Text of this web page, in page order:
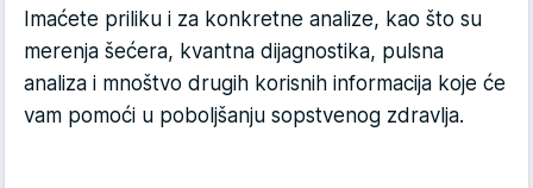
Imaćete priliku i za konkretne analize, kao što su
merenja šećera, kvantna dijagnostika, pulsna
analiza i mnoštvo drugih korisnih informacija koje će
vam pomoći u poboljšanju sopstvenog zdravlja.